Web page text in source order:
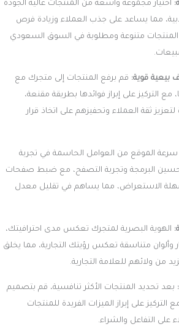
اختيار مجموعة واسعة من المنتجات عالية الجودة
مما يساعد على جذب العملاء وزيادة فرص
متنوعة ومطلوبة في السوق السعودي
بيعية قوية: قم برفع المنتجات إلى متجرك مع
التركيز على إبراز فوائدها بطريقة مقنعة،
ثقة العملاء وتحفيزهم على اتخاذ قرار
سرعة الموقع من العوامل الحاسمة في تجربة
البرمجة وتجربة التصفح، مع ضبط صفحات
الاستعراض، مما يساهم في تقليل معدل
الهوية البصرية لمتجرك تعكس مدى احترافيتك،
متناسقة تعكس رؤيتك التجارية، مما يخلق
من ولائهم للعلامة التجارية.
بعد تحديد المنتجات الأكثر تنافسية، قم بتصميم
التركيز على إبراز الميزات الفريدة للمنتجات
على التفاعل والشراء.